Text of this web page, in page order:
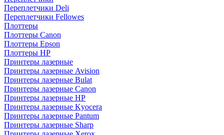
Переплетчики Deli
Переплетчики Fellowes
Плоттеры
Плоттеры Canon
Плоттеры Epson
Плоттеры HP
Принтеры лазерные
Принтеры лазерные Avision
Принтеры лазерные Bulat
Принтеры лазерные Canon
Принтеры лазерные HP
Принтеры лазерные Kyocera
Принтеры лазерные Pantum
Принтеры лазерные Sharp